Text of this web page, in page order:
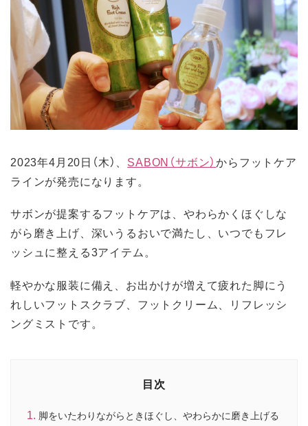
2023年4月20日（木）、 SABON（サボン）からフットケア
ラインが発売になります。
サボンが提案するフットケアは、やわらかくほぐしな
がら磨き上げ、深いうるおいで満たし、いつでもフレ
ッシュに整える3アイテム。
軽やかな服装に備え、お出かけが増えて疲れた脚にう
れしいフットスクラブ、フットクリーム、リフレッシ
ングミストです。
目次
脚をいたわりながらときほぐし、やわらかに磨き上げる